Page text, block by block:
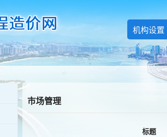
机构设置
市场管理
标题